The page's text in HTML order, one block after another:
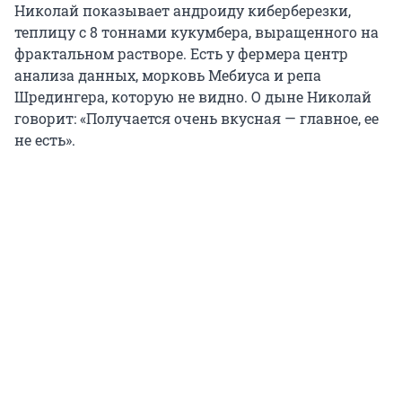
Николай показывает андроиду киберберезки,
теплицу с 8 тоннами кукумбера, выращенного на
фрактальном растворе. Есть у фермера центр
анализа данных, морковь Мебиуса и репа
Шредингера, которую не видно. О дыне Николай
говорит: «Получается очень вкусная — главное, ее
не есть».